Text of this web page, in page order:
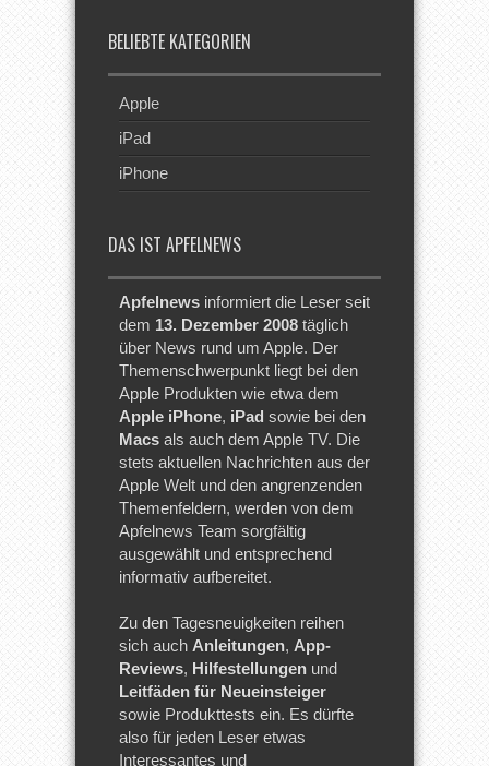
BELIEBTE KATEGORIEN
Apple
iPad
iPhone
DAS IST APFELNEWS
Apfelnews informiert die Leser seit
dem 13. Dezember 2008 täglich
über News rund um Apple. Der
Themenschwerpunkt liegt bei den
Apple Produkten wie etwa dem
Apple iPhone, iPad sowie bei den
Macs als auch dem Apple TV. Die
stets aktuellen Nachrichten aus der
Apple Welt und den angrenzenden
Themenfeldern, werden von dem
Apfelnews Team sorgfältig
ausgewählt und entsprechend
informativ aufbereitet.
Zu den Tagesneuigkeiten reihen
sich auch Anleitungen, App-
Reviews, Hilfestellungen und
Leitfäden für Neueinsteiger
sowie Produkttests ein. Es dürfte
also für jeden Leser etwas
Interessantes und